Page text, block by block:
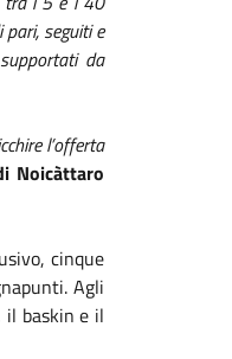
seguiti e
da
l’offerta
Noicàttaro
cinque
Agli
il baskin e il